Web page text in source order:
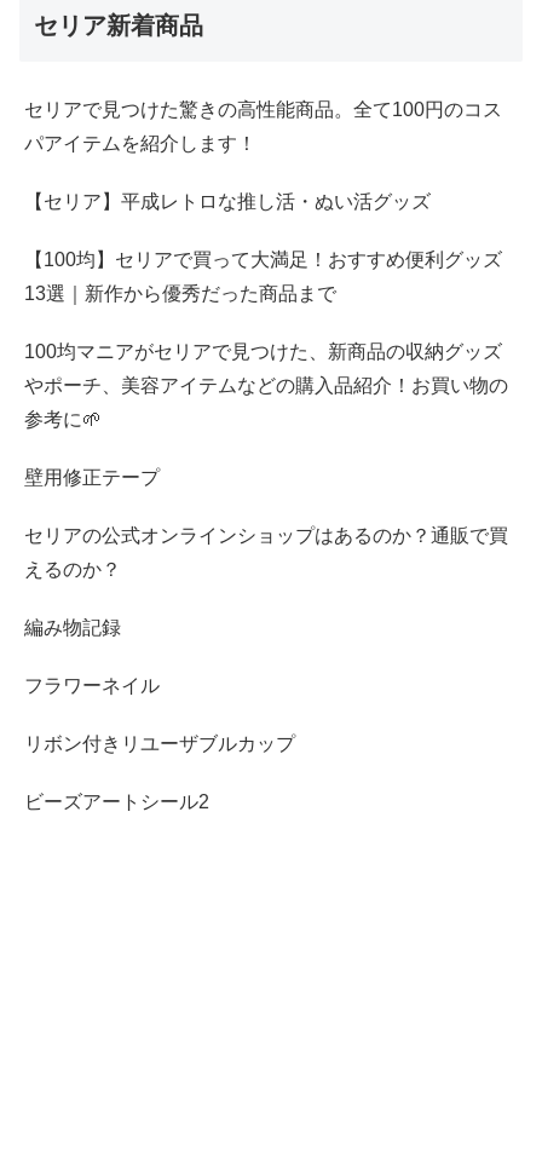
セリア新着商品
セリアで見つけた驚きの高性能商品。全て100円のコス
パアイテムを紹介します！
【セリア】平成レトロな推し活・ぬい活グッズ
【100均】セリアで買って大満足！おすすめ便利グッズ
13選｜新作から優秀だった商品まで
100均マニアがセリアで見つけた、新商品の収納グッズ
やポーチ、美容アイテムなどの購入品紹介！お買い物の
参考に🌱
壁用修正テープ
セリアの公式オンラインショップはあるのか？通販で買
えるのか？
編み物記録
フラワーネイル
リボン付きリユーザブルカップ
ビーズアートシール2